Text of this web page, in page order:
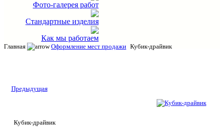
Фото-галерея работ
Стандартные изделия
Как мы работаем
Главная Оформление мест продажи Кубик-драйвик
Предыдущая
Кубик-драйвик